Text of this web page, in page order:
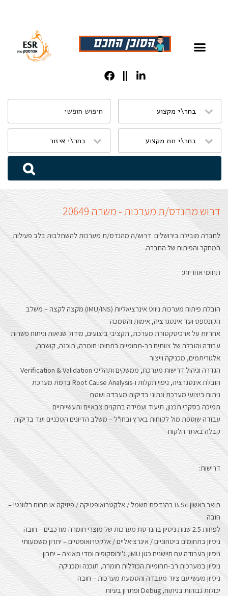
מֻפְעֶלֶת
מַעֲרֶכֶת
נָגִישׁ
בִּקְלִיק
לִנְגִישׁוּת
הָאֲתָר.
דרוש מהנדס/ת מערכות - משרה 20649
לחברה מובילה בירושלים דרוש/ה מהנדס/ת מערכות להשתלבות בלב פעילות
המחקר והפיתוח של החברה.
תחומי אחריות:
הובלת פיתוח מערכות ניווט אינרציאליות (IMU/INS) מקצה לקצה – משלב
הקונספט ועד אינטגרציה, אימות והסמכה
אחריות על ארכיטקטורת מערכת, תקציבי ביצועים, מידול שגיאות וניתוח פשרות
עבודה והובלה של צוותים רב-תחומיים בתחומי חומרה, תוכנה, קושחה,
אלגוריתמים, מכניקה וייצור
הגדרה וניהול דרישות מערכת, ממשקים ותהליכי Verification & Validation
הובלת אינטגרציה, ניפוי תקלות ו-Root Cause Analysis ברמת מערכת
ניתוח ביצועי מערכת ונתוני בדיקות מעבדה ושטח
תמיכה בסקרי תכנון, תיעוד ועמידה בתקנים צבאיים ותעשייתיים
עבודה שוטפת מול לקוחות בארץ ובחו"ל – משלב הדיונים הטכניים ועד בדיקות
קבלה באתר הלקוח
דרישות:
תואר ראשון B.Sc בהנדסת חשמל / אלקטרואופטיקה / פיזיקה או תחום רלוונטי –
חובה
לפחות 2.5 שנות ניסיון בהנדסת מערכות של מוצרי חומרה מורכבים – חובה
ניסיון בתחומים ביטחוניים / אינרציאליים / אלקטרואופטיים – יתרון משמעותי
ניסיון בעבודה עם חיישנים כגון IMU, ג'ירוסקופים ומדי תאוצה – יתרון
ניסיון במערכות רב-תחומיות הכוללות חומרה, תוכנה ומכניקה
ניסיון מעשי עם ציוד מעבדה והטמעת מערכות – חובה
יכולות גבוהות בניתוח, Debug ופתרון בעיות